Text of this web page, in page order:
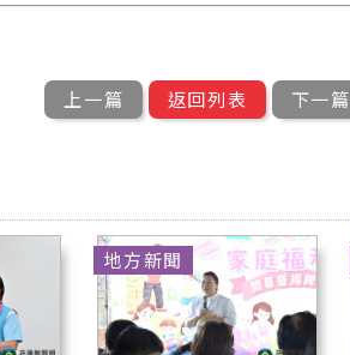
上一篇 返回列表 下一篇
地方新聞